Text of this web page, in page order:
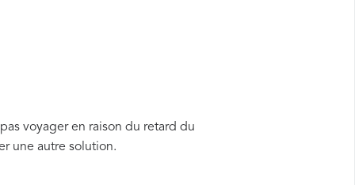
voyager en raison du retard du
une autre solution.